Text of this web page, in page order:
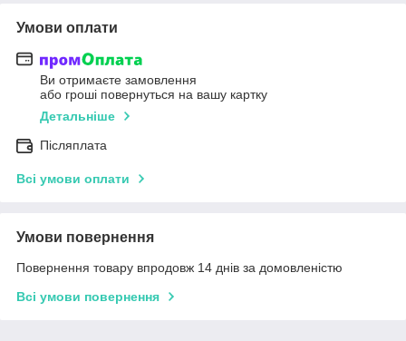
Умови оплати
Ви отримаєте замовлення
або гроші повернуться на вашу картку
Детальніше
Післяплата
Всі умови оплати
Умови повернення
Повернення товару впродовж 14 днів за домовленістю
Всі умови повернення